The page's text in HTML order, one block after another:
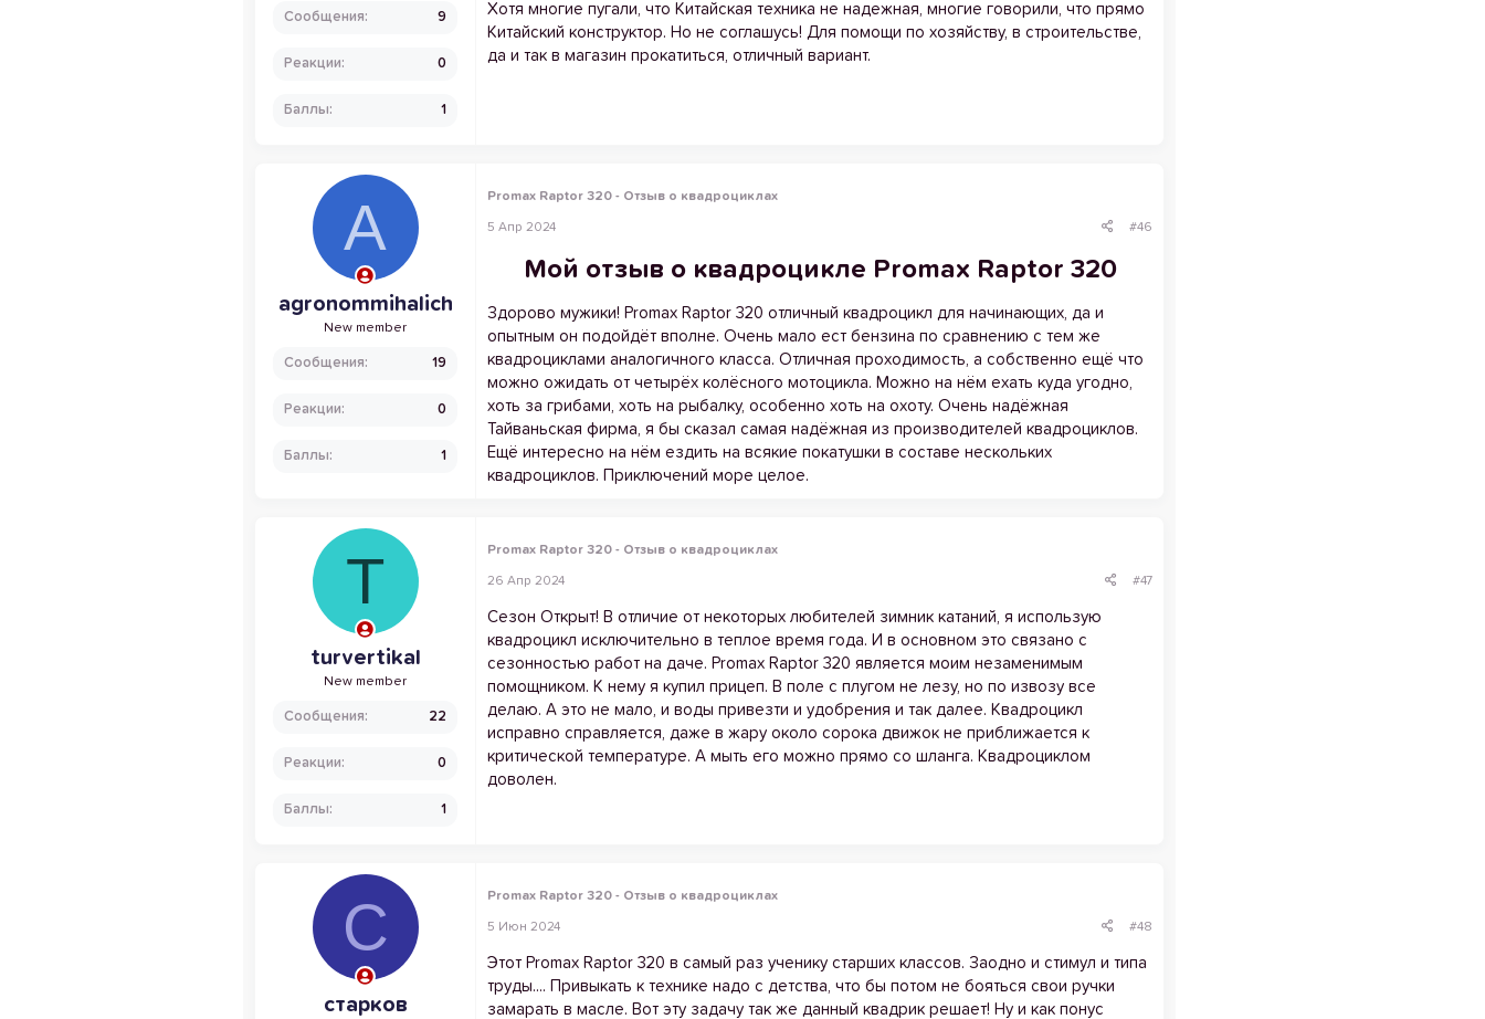
Сообщения 9
Реакции 0
Баллы 1
Хотя многие пугали, что Китайская техника не надежная, многие говорили, что прямо
Китайский конструктор. Но не соглашусь! Для помощи по хозяйству, в строительстве,
да и так в магазин прокатиться, отличный вариант.
A
agronommihalich
New member
Сообщения 19
Реакции 0
Баллы 1
Promax Raptor 320 - Отзыв о квадроциклах
5 Апр 2024 #46
Мой отзыв о квадроцикле Promax Raptor 320​
Здорово мужики! Promax Raptor 320 отличный квадроцикл для начинающих, да и
опытным он подойдёт вполне. Очень мало ест бензина по сравнению с тем же
квадроциклами аналогичного класса. Отличная проходимость, а собственно ещё что
можно ожидать от четырёх колёсного мотоцикла. Можно на нём ехать куда угодно,
хоть за грибами, хоть на рыбалку, особенно хоть на охоту. Очень надёжная
Тайваньская фирма, я бы сказал самая надёжная из производителей квадроциклов.
Ещё интересно на нём ездить на всякие покатушки в составе нескольких
квадроциклов. Приключений море целое.
T
turvertikal
New member
Сообщения 22
Реакции 0
Баллы 1
Promax Raptor 320 - Отзыв о квадроциклах
26 Апр 2024 #47
Сезон Открыт! В отличие от некоторых любителей зимник катаний, я использую
квадроцикл исключительно в теплое время года. И в основном это связано с
сезонностью работ на даче. Promax Raptor 320 является моим незаменимым
помощником. К нему я купил прицеп. В поле с плугом не лезу, но по извозу все
делаю. А это не мало, и воды привезти и удобрения и так далее. Квадроцикл
исправно справляется, даже в жару около сорока движок не приближается к
критической температуре. А мыть его можно прямо со шланга. Квадроциклом
доволен.
С
старков
Promax Raptor 320 - Отзыв о квадроциклах
5 Июн 2024 #48
Этот Promax Raptor 320 в самый раз ученику старших классов. Заодно и стимул и типа
труды.... Привыкать к технике надо с детства, что бы потом не бояться свои ручки
замарать в масле. Вот эту задачу так же данный квадрик решает! Ну и как понус